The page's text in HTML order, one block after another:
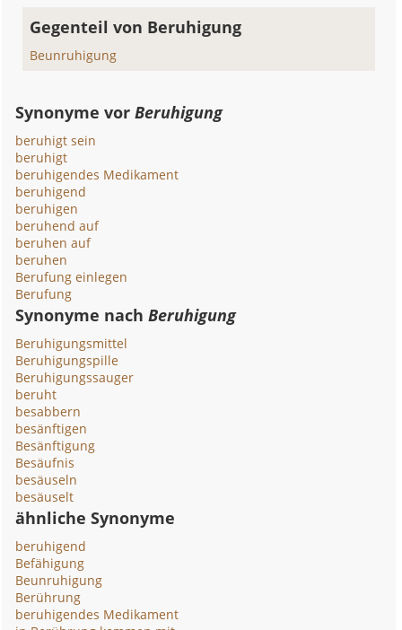
Gegenteil von Beruhigung
Beunruhigung
Synonyme vorBeruhigung
beruhigt sein
beruhigt
beruhigendes Medikament
beruhigend
beruhigen
beruhend auf
beruhen auf
beruhen
Berufung einlegen
Berufung
Synonyme nachBeruhigung
Beruhigungsmittel
Beruhigungspille
Beruhigungssauger
beruht
besabbern
besänftigen
Besänftigung
Besäufnis
besäuseln
besäuselt
ähnliche Synonyme
beruhigend
Befähigung
Beunruhigung
Berührung
beruhigendes Medikament